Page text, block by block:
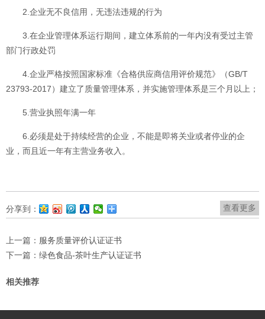
2.企业无不良信用，无违法违规的行为
3.在企业管理体系运行期间，建立体系前的一年内没有受过主管
部门行政处罚
4.企业严格按照国家标准《合格供应商信用评价规范》（GB/T
23793-2017）建立了质量管理体系，并实施管理体系是三个月以上；
5.营业执照年满一年
6.必须是处于持续经营的企业，不能是即将关业或者停业的企
业，而且近一年有主营业务收入。
查看更多
分享到：
上一篇： 服务质量评价认证证书
下一篇： 绿色食品-茶叶生产认证证书
相关推荐